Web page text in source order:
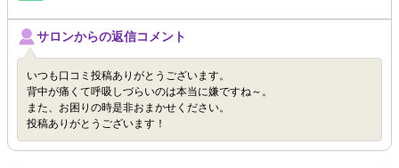
サロンからの返信コメント
いつも口コミ投稿ありがとうございます。
背中が痛くて呼吸しづらいのは本当に嫌ですね～。
また、お困りの時是非おまかせください。
投稿ありがとうございます！